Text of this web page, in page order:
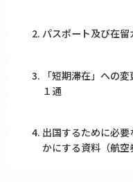
パスポート及び在
「短期滞在」への
１通
出国するために必
かにする資料（航